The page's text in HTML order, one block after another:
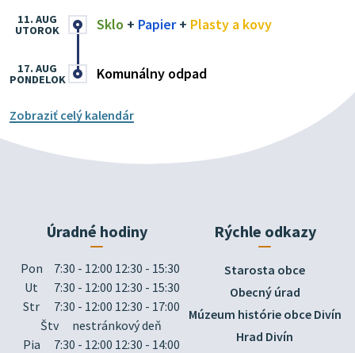
Sklo + Papier+ Plasty a kovy
11. AUG
UTOROK
Komunálny odpad
17. AUG
PONDELOK
Zobraziť celý kalendár
Úradné hodiny
Pon
7:30 - 12:00 12:30 - 15:30
Ut
7:30 - 12:00 12:30 - 15:30
Str
7:30 - 12:00 12:30 - 17:00
Štv
nestránkový deň
Pia
7:30 - 12:00 12:30 - 14:00
Rýchle odkazy
Starosta obce
Obecný úrad
Múzeum histórie obce Divín
Hrad Divín